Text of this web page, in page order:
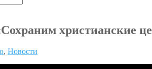
христианские
, Новости